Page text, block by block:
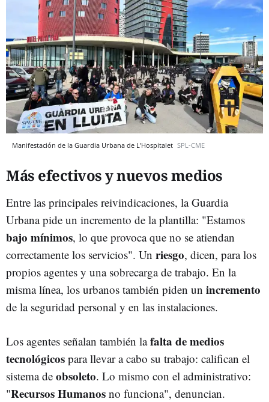
Manifestación de la Guardia Urbana de L'Hospitalet SPL-CME
Más efectivos y nuevos medios
Entre las principales reivindicaciones, la Guardia
Urbana pide un incremento de la plantilla: "Estamos
bajo mínimos, lo que provoca que no se atiendan
correctamente los servicios". Un riesgo, dicen, para los
propios agentes y una sobrecarga de trabajo. En la
misma línea, los urbanos también piden un incremento
de la seguridad personal y en las instalaciones.
Los agentes señalan también lafalta de medios
tecnológicos para llevar a cabo su trabajo: califican el
sistema de obsoleto. Lo mismo con el administrativo:
"Recursos Humanos no funciona", denuncian.